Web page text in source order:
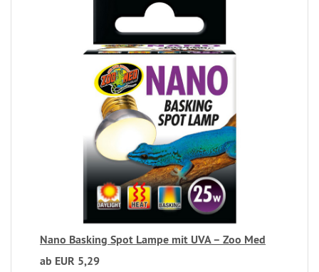
Nano Basking Spot Lampe mit UVA – Zoo Med
ab EUR 5,29